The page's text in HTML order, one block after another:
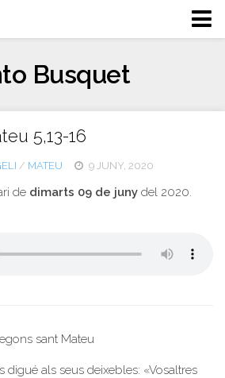
Busquet
5,13-16
/ MATEU 9 JUNY, 2020
de dimarts 09 de juny del 2020.
sant Mateu
digué als seus deixebles: «Vosaltres